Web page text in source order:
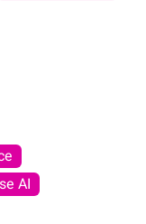
AI